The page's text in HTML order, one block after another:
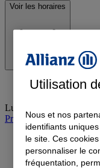
Voir les horaires
Lundi
Prendre rendez-vous à
Utilisation
Nous et nos
identifiants
le site. Ces
personnaliser le
fréquentation,